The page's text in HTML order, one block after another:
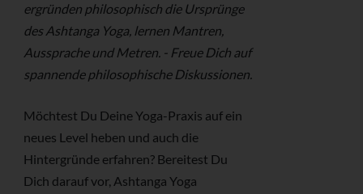
ergründen philosophisch die Ursprünge
des Ashtanga Yoga, lernen Mantren,
Aussprache und Metren. - Freue Dich auf
spannende philosophische Diskussionen.
Möchtest Du Deine Yoga-Praxis auf ein
neues Level heben und auch die
Hintergründe erfahren? Bereitest Du
Dich darauf vor, Ashtanga Yoga